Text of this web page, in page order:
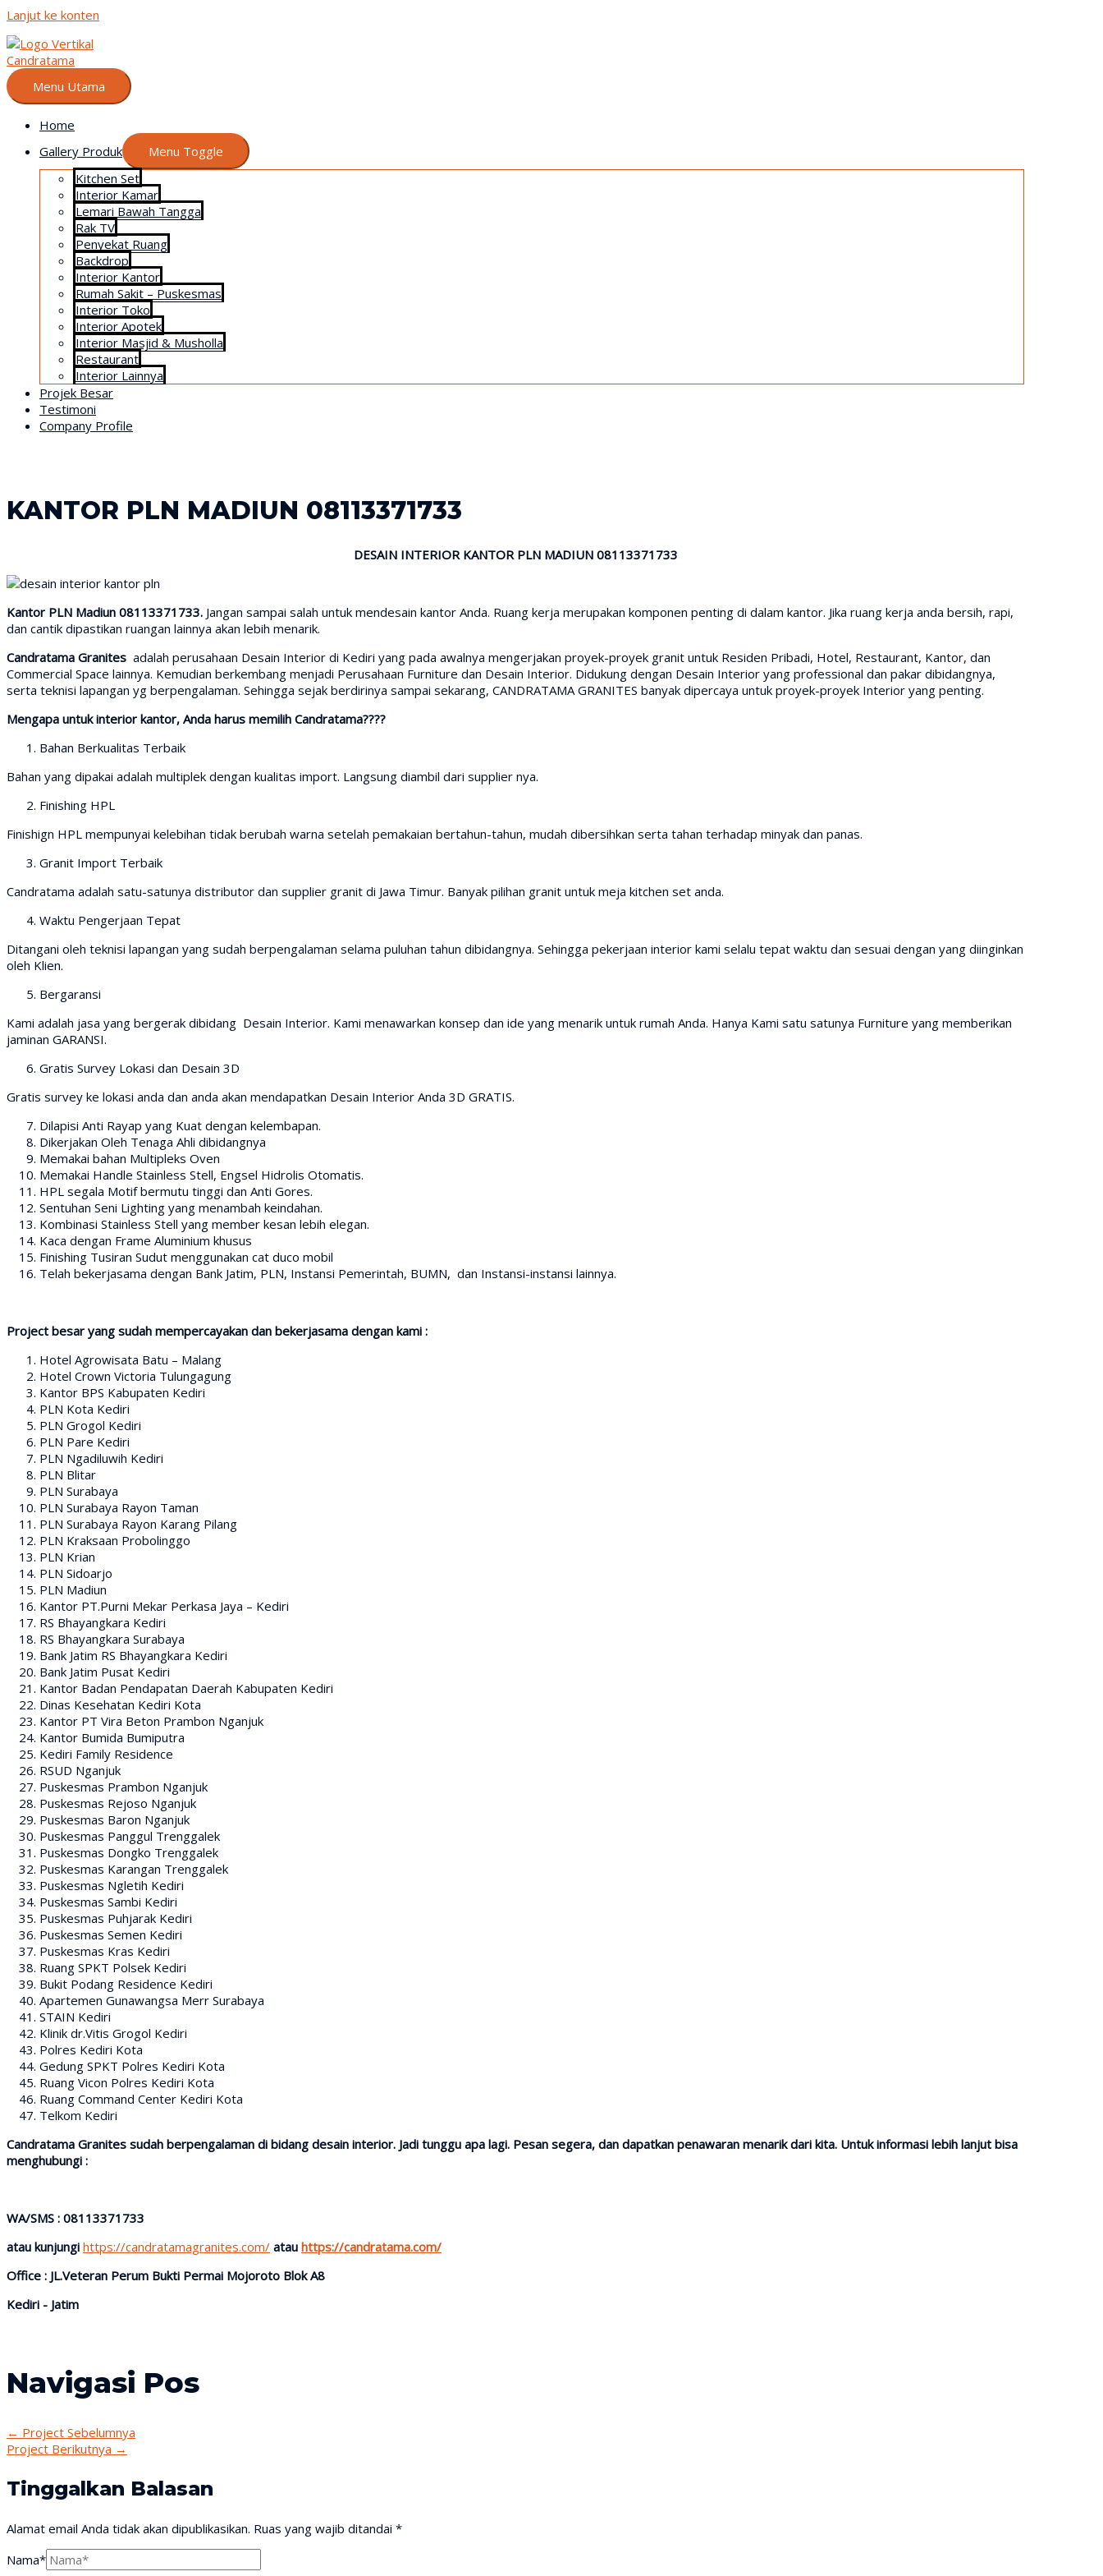
Lanjut ke konten
Menu Utama
Home
Gallery Produk
Menu Toggle
Kitchen Set
Interior Kamar
Lemari Bawah Tangga
Rak TV
Penyekat Ruang
Backdrop
Interior Kantor
Rumah Sakit – Puskesmas
Interior Toko
Interior Apotek
Interior Masjid & Musholla
Restaurant
Interior Lainnya
Projek Besar
Testimoni
Company Profile
KANTOR PLN MADIUN 08113371733
DESAIN INTERIOR KANTOR PLN MADIUN 08113371733
Kantor PLN Madiun 08113371733. Jangan sampai salah untuk mendesain kantor Anda. Ruang kerja merupakan komponen penting di dalam kantor. Jika ruang kerja anda bersih, rapi,
dan cantik dipastikan ruangan lainnya akan lebih menarik.
Candratama Granites adalah perusahaan Desain Interior di Kediri yang pada awalnya mengerjakan proyek-proyek granit untuk Residen Pribadi, Hotel, Restaurant, Kantor, dan
Commercial Space lainnya. Kemudian berkembang menjadi Perusahaan Furniture dan Desain Interior. Didukung dengan Desain Interior yang professional dan pakar dibidangnya,
serta teknisi lapangan yg berpengalaman. Sehingga sejak berdirinya sampai sekarang, CANDRATAMA GRANITES banyak dipercaya untuk proyek-proyek Interior yang penting.
Mengapa untuk interior kantor, Anda harus memilih Candratama????
Bahan Berkualitas Terbaik
Bahan yang dipakai adalah multiplek dengan kualitas import. Langsung diambil dari supplier nya.
Finishing HPL
Finishign HPL mempunyai kelebihan tidak berubah warna setelah pemakaian bertahun-tahun, mudah dibersihkan serta tahan terhadap minyak dan panas.
Granit Import Terbaik
Candratama adalah satu-satunya distributor dan supplier granit di Jawa Timur. Banyak pilihan granit untuk meja kitchen set anda.
Waktu Pengerjaan Tepat
Ditangani oleh teknisi lapangan yang sudah berpengalaman selama puluhan tahun dibidangnya. Sehingga pekerjaan interior kami selalu tepat waktu dan sesuai dengan yang diinginkan
oleh Klien.
Bergaransi
Kami adalah jasa yang bergerak dibidang Desain Interior. Kami menawarkan konsep dan ide yang menarik untuk rumah Anda. Hanya Kami satu satunya Furniture yang memberikan
jaminan GARANSI.
Gratis Survey Lokasi dan Desain 3D
Gratis survey ke lokasi anda dan anda akan mendapatkan Desain Interior Anda 3D GRATIS.
Dilapisi Anti Rayap yang Kuat dengan kelembapan.
Dikerjakan Oleh Tenaga Ahli dibidangnya
Memakai bahan Multipleks Oven
Memakai Handle Stainless Stell, Engsel Hidrolis Otomatis.
HPL segala Motif bermutu tinggi dan Anti Gores.
Sentuhan Seni Lighting yang menambah keindahan.
Kombinasi Stainless Stell yang member kesan lebih elegan.
Kaca dengan Frame Aluminium khusus
Finishing Tusiran Sudut menggunakan cat duco mobil
Telah bekerjasama dengan Bank Jatim, PLN, Instansi Pemerintah, BUMN, dan Instansi-instansi lainnya.
Project besar yang sudah mempercayakan dan bekerjasama dengan kami :
Hotel Agrowisata Batu – Malang
Hotel Crown Victoria Tulungagung
Kantor BPS Kabupaten Kediri
PLN Kota Kediri
PLN Grogol Kediri
PLN Pare Kediri
PLN Ngadiluwih Kediri
PLN Blitar
PLN Surabaya
PLN Surabaya Rayon Taman
PLN Surabaya Rayon Karang Pilang
PLN Kraksaan Probolinggo
PLN Krian
PLN Sidoarjo
PLN Madiun
Kantor PT.Purni Mekar Perkasa Jaya – Kediri
RS Bhayangkara Kediri
RS Bhayangkara Surabaya
Bank Jatim RS Bhayangkara Kediri
Bank Jatim Pusat Kediri
Kantor Badan Pendapatan Daerah Kabupaten Kediri
Dinas Kesehatan Kediri Kota
Kantor PT Vira Beton Prambon Nganjuk
Kantor Bumida Bumiputra
Kediri Family Residence
RSUD Nganjuk
Puskesmas Prambon Nganjuk
Puskesmas Rejoso Nganjuk
Puskesmas Baron Nganjuk
Puskesmas Panggul Trenggalek
Puskesmas Dongko Trenggalek
Puskesmas Karangan Trenggalek
Puskesmas Ngletih Kediri
Puskesmas Sambi Kediri
Puskesmas Puhjarak Kediri
Puskesmas Semen Kediri
Puskesmas Kras Kediri
Ruang SPKT Polsek Kediri
Bukit Podang Residence Kediri
Apartemen Gunawangsa Merr Surabaya
STAIN Kediri
Klinik dr.Vitis Grogol Kediri
Polres Kediri Kota
Gedung SPKT Polres Kediri Kota
Ruang Vicon Polres Kediri Kota
Ruang Command Center Kediri Kota
Telkom Kediri
Candratama Granites sudah berpengalaman di bidang desain interior. Jadi tunggu apa lagi. Pesan segera, dan dapatkan penawaran menarik dari kita. Untuk informasi lebih lanjut bisa
menghubungi :
WA/SMS : 08113371733
atau kunjungi https://candratamagranites.com/ atau https://candratama.com/
Office : JL.Veteran Perum Bukti Permai Mojoroto Blok A8
Kediri - Jatim
Navigasi Pos
← Project Sebelumnya
Project Berikutnya →
Tinggalkan Balasan
Alamat email Anda tidak akan dipublikasikan. Ruas yang wajib ditandai *
Nama*